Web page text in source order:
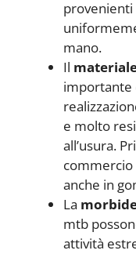
provenienti
mano.
Il
importante
e molto
all’usura.
commercio
anche in
La
mtb
attività